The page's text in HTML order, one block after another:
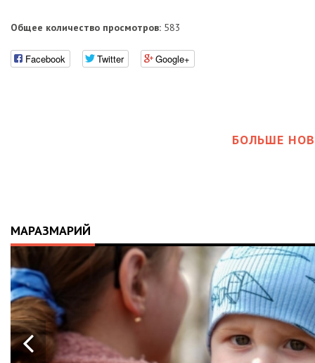
Общее количество просмотров: 583
Facebook Twitter Google+
БОЛЬШЕ
МАРАЗМАРИЙ
І